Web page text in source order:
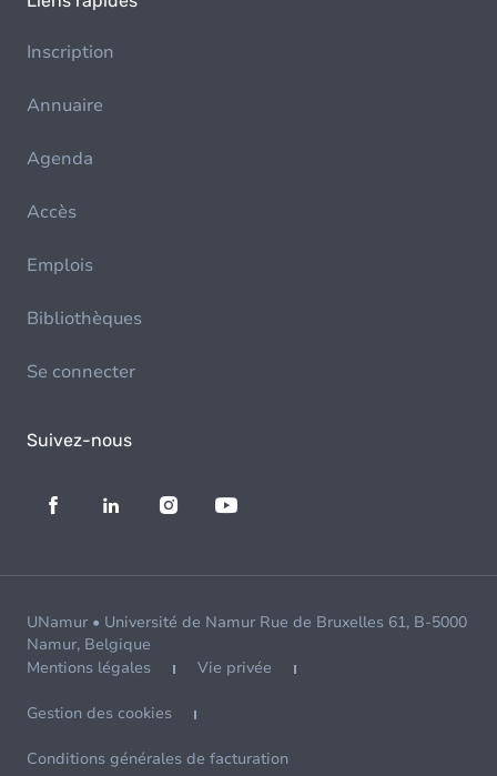
Inscription
Annuaire
Agenda
Accès
Emplois
Bibliothèques
Se connecter
Suivez-nous
UNamur • Université de Namur Rue de Bruxelles 61, B-5000
Namur, Belgique
Mentions légales
Vie privée
Gestion des cookies
Conditions générales de facturation